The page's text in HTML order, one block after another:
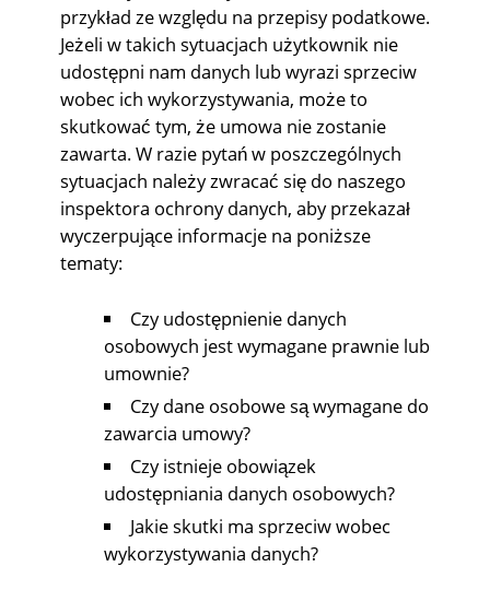
przykład ze względu na przepisy podatkowe.
Jeżeli w takich sytuacjach użytkownik nie
udostępni nam danych lub wyrazi sprzeciw
wobec ich wykorzystywania, może to
skutkować tym, że umowa nie zostanie
zawarta. W razie pytań w poszczególnych
sytuacjach należy zwracać się do naszego
inspektora ochrony danych, aby przekazał
wyczerpujące informacje na poniższe
tematy:
Czy udostępnienie danych
osobowych jest wymagane prawnie lub
umownie?
Czy dane osobowe są wymagane do
zawarcia umowy?
Czy istnieje obowiązek
udostępniania danych osobowych?
Jakie skutki ma sprzeciw wobec
wykorzystywania danych?